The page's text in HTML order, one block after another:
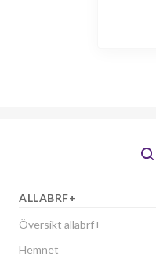
ALLABRF+
Översikt allabrf+
Hemnet